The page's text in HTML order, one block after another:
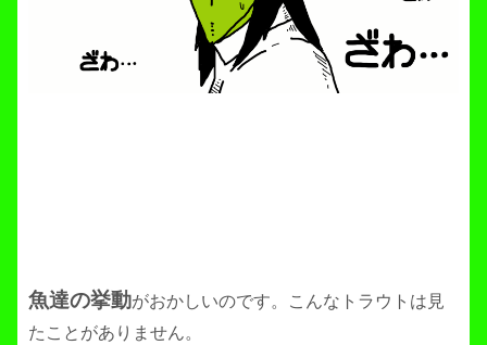
魚達の挙動がおかしいのです。こんなトラウトは見
たことがありません。